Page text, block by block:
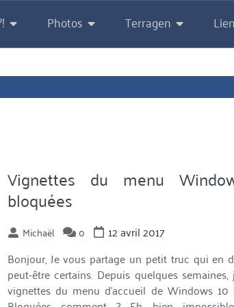
Photos Terragen
Vignettes du menu
bloquées
Michaël 0
12 avril 2017
Bonjour, Je vous partage un petit truc qui en
peut-être certains. Depuis quelques semaines,
vignettes du menu d’accueil de Windows 10